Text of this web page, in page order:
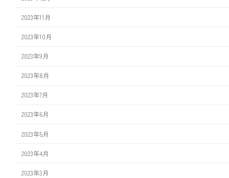
2023年11月
2023年10月
2023年9月
2023年8月
2023年7月
2023年6月
2023年5月
2023年4月
2023年3月